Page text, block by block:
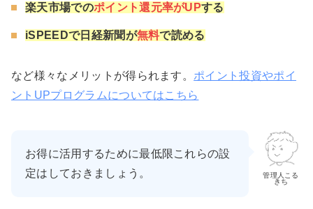
楽天市場でのポイント還元率がUPする
iSPEEDで日経新聞が無料で読める
など様々なメリットが得られます。 ポイント投資やポイ
ントUPプログラムについてはこちら
管理人こる
きち
お得に活用するために最低限これらの設
定はしておきましょう。